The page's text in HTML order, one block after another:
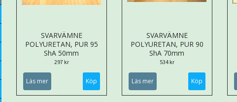
SVARVÄMNE
POLYURETAN, PUR 95
ShA 50mm
297 kr
Läs mer Köp
SVARVÄMNE
POLYURETAN, PUR 90
ShA 70mm
534 kr
Läs mer Köp